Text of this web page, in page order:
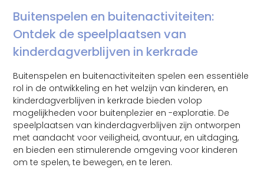
Buitenspelen en buitenactiviteiten:
Ontdek de speelplaatsen van
kinderdagverblijven in kerkrade
Buitenspelen en buitenactiviteiten spelen een essentiële
rol in de ontwikkeling en het welzijn van kinderen, en
kinderdagverblijven in kerkrade bieden volop
mogelijkheden voor buitenplezier en -exploratie. De
speelplaatsen van kinderdagverblijven zijn ontworpen
met aandacht voor veiligheid, avontuur, en uitdaging,
en bieden een stimulerende omgeving voor kinderen
om te spelen, te bewegen, en te leren.